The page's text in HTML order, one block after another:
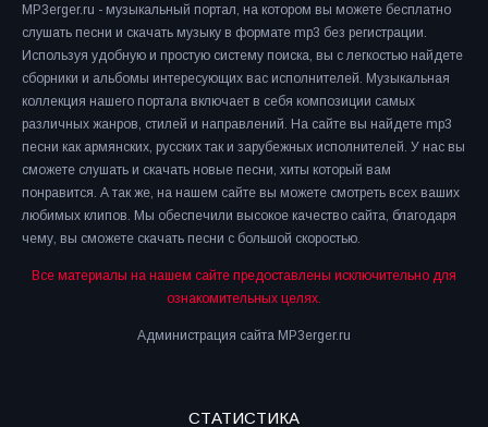
MP3erger.ru - музыкальный портал, на котором вы можете бесплатно
слушать песни и скачать музыку в формате mp3 без регистрации.
Используя удобную и простую систему поиска, вы с легкостью найдете
сборники и альбомы интересующих вас исполнителей. Музыкальная
коллекция нашего портала включает в себя композиции самых
различных жанров, стилей и направлений. На сайте вы найдете mp3
песни как армянских, русских так и зарубежных исполнителей. У нас вы
сможете слушать и скачать новые песни, хиты который вам
понравится. А так же, на нашем сайте вы можете смотреть всех ваших
любимых клипов. Мы обеспечили высокое качество сайта, благодаря
чему, вы сможете скачать песни с большой скоростью.
Все материалы на нашем сайте предоставлены исключительно для
ознакомительных целях.
Администрация сайта MP3erger.ru
СТАТИСТИКА